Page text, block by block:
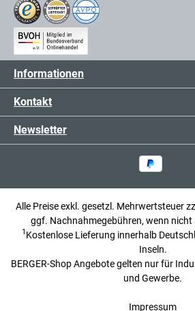
Informationen
Kontakt
Newsletter
Alle Preise exkl. gesetzl. Mehrwertsteuer
ggf. Nachnahmegebühren, wenn nicht
1 Kostenlose Lieferung innerhalb
Inseln.
BERGER-Shop Angebote gelten nur für
und Gewerbe.
Impressum